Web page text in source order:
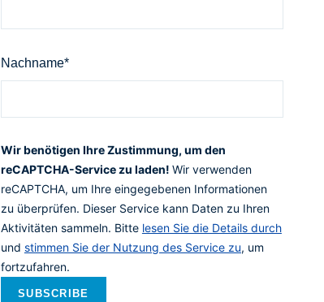
Nachname*
Wir benötigen Ihre Zustimmung, um den
reCAPTCHA-Service zu laden! Wir verwenden
reCAPTCHA, um Ihre eingegebenen Informationen
zu überprüfen. Dieser Service kann Daten zu Ihren
Aktivitäten sammeln. Bitte lesen Sie die Details durch
und stimmen Sie der Nutzung des Service zu, um
fortzufahren.